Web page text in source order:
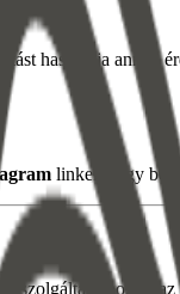
használja annak
linkek vagy
szolgáltatáshoz és